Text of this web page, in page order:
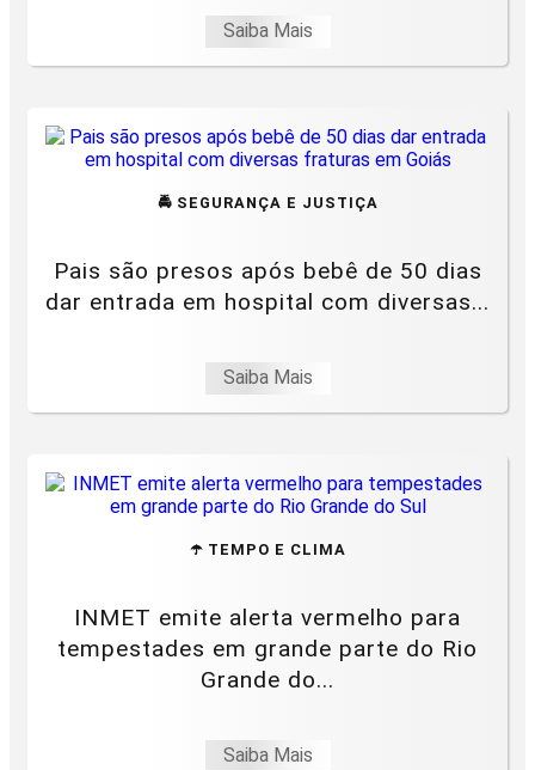
Saiba Mais
🚔 SEGURANÇA E JUSTIÇA
Pais são presos após bebê de 50 dias
dar entrada em hospital com diversas...
Saiba Mais
☂️ TEMPO E CLIMA
INMET emite alerta vermelho para
tempestades em grande parte do Rio
Grande do...
Saiba Mais